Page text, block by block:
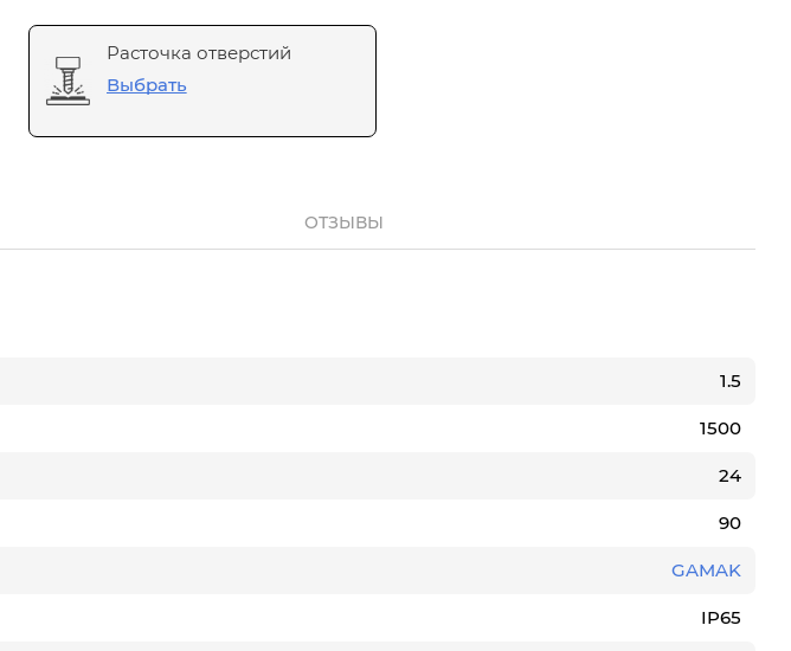
Расточка отверстий
Выбрать
ОТЗЫВЫ
1.5
1500
24
90
GAMAK
IP65